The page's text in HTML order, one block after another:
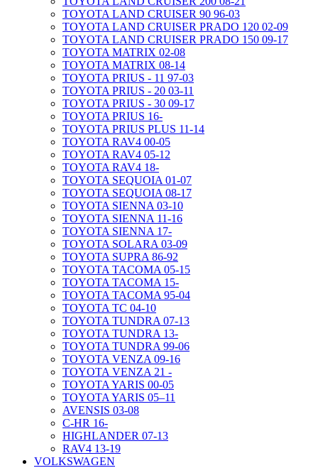
TOYOTA LAND CRUISER 90 96-03
TOYOTA LAND CRUISER PRADO 120 02-09
TOYOTA LAND CRUISER PRADO 150 09-17
TOYOTA MATRIX 02-08
TOYOTA MATRIX 08-14
TOYOTA PRIUS - 11 97-03
TOYOTA PRIUS - 20 03-11
TOYOTA PRIUS - 30 09-17
TOYOTA PRIUS 16-
TOYOTA PRIUS PLUS 11-14
TOYOTA RAV4 00-05
TOYOTA RAV4 05-12
TOYOTA RAV4 18-
TOYOTA SEQUOIA 01-07
TOYOTA SEQUOIA 08-17
TOYOTA SIENNA 03-10
TOYOTA SIENNA 11-16
TOYOTA SIENNA 17-
TOYOTA SOLARA 03-09
TOYOTA SUPRA 86-92
TOYOTA TACOMA 05-15
TOYOTA TACOMA 15-
TOYOTA TACOMA 95-04
TOYOTA TC 04-10
TOYOTA TUNDRA 07-13
TOYOTA TUNDRA 13-
TOYOTA TUNDRA 99-06
TOYOTA VENZA 09-16
TOYOTA VENZA 21 -
TOYOTA YARIS 00-05
TOYOTA YARIS 05–11
AVENSIS 03-08
C-HR 16-
HIGHLANDER 07-13
RAV4 13-19
VOLKSWAGEN